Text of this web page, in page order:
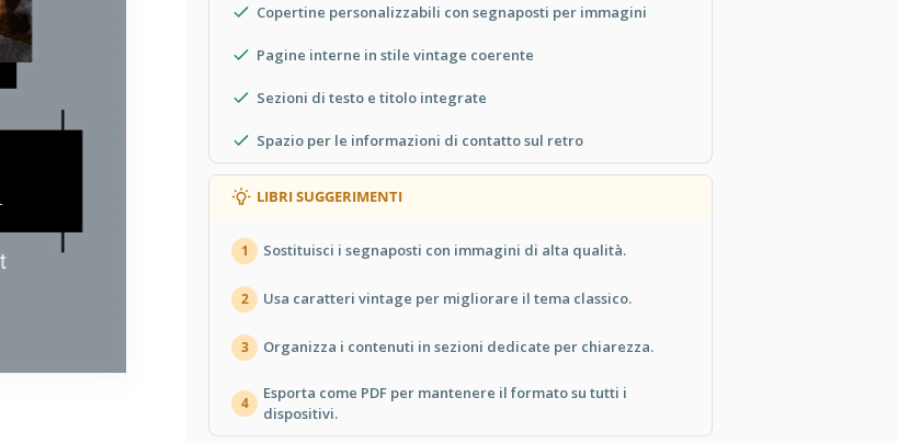
Copertine personalizzabili con segnaposti per immagini
Pagine interne in stile vintage coerente
Sezioni di testo e titolo integrate
Spazio per le informazioni di contatto sul retro
LIBRI SUGGERIMENTI
1 Sostituisci i segnaposti con immagini di alta qualità.
2 Usa caratteri vintage per migliorare il tema classico.
3 Organizza i contenuti in sezioni dedicate per chiarezza.
4
Esporta come PDF per mantenere il formato su tutti i
dispositivi.